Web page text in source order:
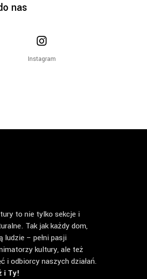
nas
Instagram
to nie tylko sekcje i
Tak jak każdy dom,
ludzie – pełni pasji
kultury, ale też
i odbiorcy naszych działań.
i Ty!